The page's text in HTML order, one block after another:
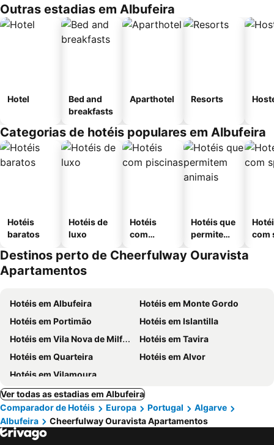
Outras estadias em Albufeira
Hotel
Bed and
breakfasts
Aparthotel Resorts
Categorias de hotéis populares em Albufeira
Hotéis
baratos
Hotéis de
luxo
Hotéis
com
Hotéis que
permitem
com
Destinos perto de Cheerfulway Ouravista
Apartamentos
Hotéis em Albufeira
Hotéis em Monte Gordo
Hotéis em Portimão
Hotéis em Islantilla
Hotéis em Vila Nova de Milfontes
Hotéis em Tavira
Hotéis em Quarteira
Hotéis em Alvor
Hotéis em Vilamoura
Ver todas as estadias em Albufeira
Comparador de Hotéis
Europa Portugal
Algarve
Albufeira
Cheerfulway Ouravista Apartamentos